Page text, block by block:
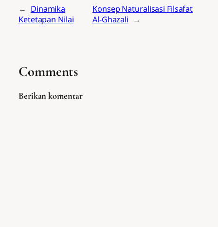
← Dinamika
Ketetapan Nilai
Konsep Naturalisasi Filsafat
Al-Ghazali →
Comments
Berikan komentar